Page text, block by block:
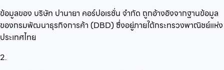
ข้อมูลของ บริษัท ปานายา คอร์ปอเรชั่น จำกัด ถูกอ้างอิงจากฐานข้อมูล
ของกรมพัฒนาธุรกิจการค้า (DBD) ซึ่งอยู่ภายใต้กระทรวงพาณิชย์แห่ง
ประเทศไทย
2.